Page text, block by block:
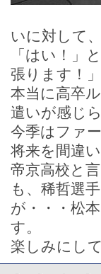
いに対して
「はい！」
張ります！
本当に高卒
遣いが感じ
今季はファ
将来を間違
帝京高校と
も、稀哲選
が・・・松
す。
楽しみにし